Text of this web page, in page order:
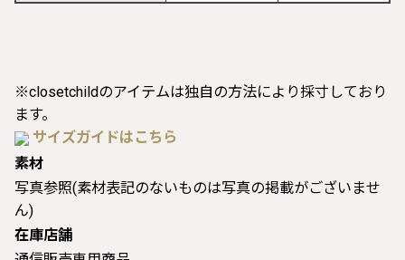
※closetchildのアイテムは独自の方法により採寸しており
ます。
サイズガイドはこちら
素材
写真参照(素材表記のないものは写真の掲載がございませ
ん)
在庫店舗